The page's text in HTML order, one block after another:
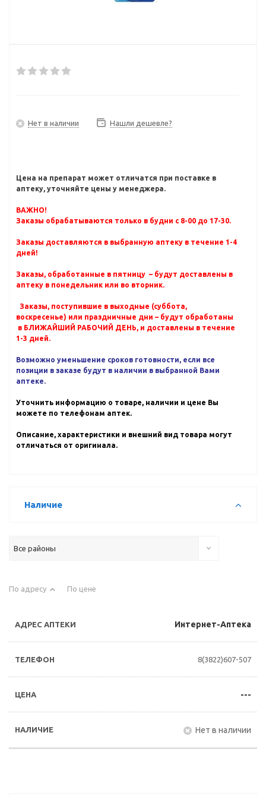
Нет в наличии Нашли дешевле?
Цена на препарат может отличатся при поставке в
аптеку, уточняйте цены у менеджера.
ВАЖНО!
Заказы обрабатываются только в будни с 8-00 до 17-30.
Заказы доставляются в выбранную аптеку в течение 1-4
дней!
Заказы, обработанные в пятницу – будут доставлены в
аптеку в понедельник или во вторник.
Заказы, поступившие в выходные (суббота,
воскресенье) или праздничные дни – будут обработаны
в БЛИЖАЙШИЙ РАБОЧИЙ ДЕНЬ, и доставлены в течение
1-3 дней.
Возможно уменьшение сроков готовности, если все
позиции в заказе будут в наличии в выбранной Вами
аптеке.
Уточнить информацию о товаре, наличии и цене Вы
можете по телефонам аптек.
Описание, характеристики и внешний вид товара могут
отличаться от оригинала.
Наличие
Все районы
По адресу По цене
Интернет-Аптека
8(3822)607-507
---
Нет в наличии